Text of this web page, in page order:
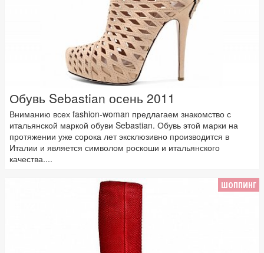
Обувь Sebastian осень 2011
Вниманию всех fashion-woman предлагаем знакомство с
итальянской маркой обуви Sebastian. Обувь этой марки на
протяжении уже сорока лет эксклюзивно производится в
Италии и является символом роскоши и итальянского
качества....
ШОППИНГ